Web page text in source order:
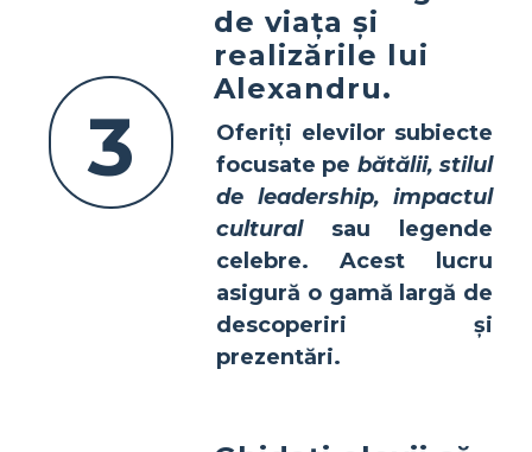
3
de viața și
realizările lui
Alexandru.
Oferiți elevilor subiecte
focusate pe bătălii, stilul
de leadership, impactul
culturalsau
legende
celebre. Acest lucru
asigură o gamă largă de
descoperiri și
prezentări.